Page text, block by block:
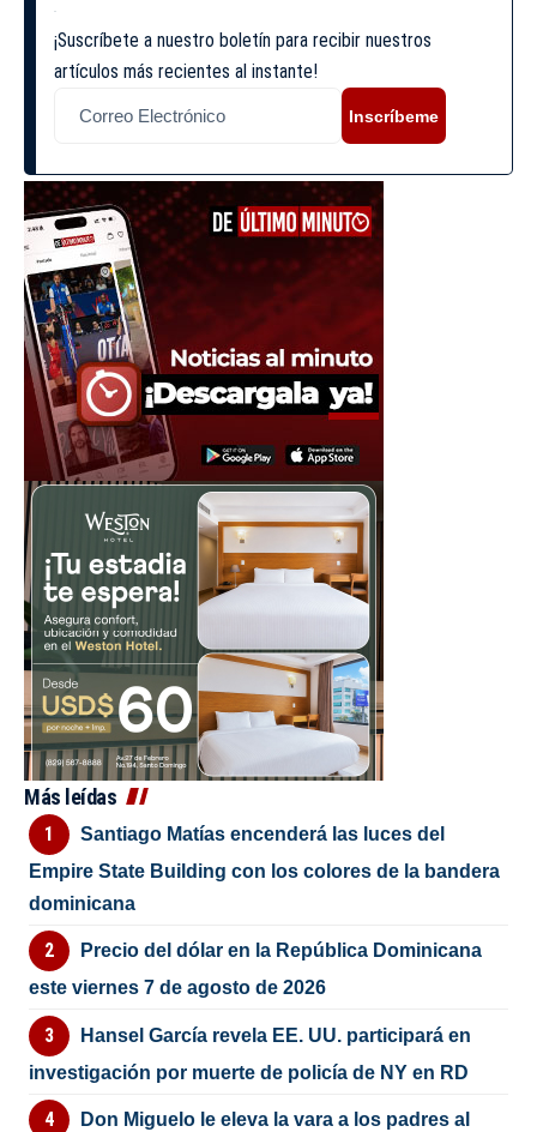
¡Suscríbete a nuestro boletín para recibir nuestros
artículos más recientes al instante!
Inscríbeme
Más leídas
Santiago Matías encenderá las luces del
Empire State Building con los colores de la bandera
dominicana
Precio del dólar en la República Dominicana
este viernes 7 de agosto de 2026
Hansel García revela EE. UU. participará en
investigación por muerte de policía de NY en RD
Don Miguelo le eleva la vara a los padres al